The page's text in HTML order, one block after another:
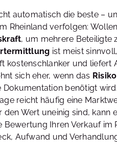
automatisch die beste –
Rheinland verfolgen:
, um mehrere Beteiligte
ist meist
kostenschlanker und
sich eher, wenn das
benötigt
reicht häufig eine
Wert uneinig sind,
Bewertung Ihren Verkauf
Aufwand und